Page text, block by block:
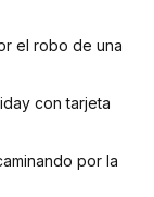
el robo de una
con tarjeta
por la